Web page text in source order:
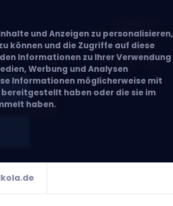
und Anzeigen zu personalisieren,
können und die Zugriffe auf diese
Informationen zu Ihrer Verwendung
Werbung und Analysen
Informationen möglicherweise mit
haben oder die sie im
haben.